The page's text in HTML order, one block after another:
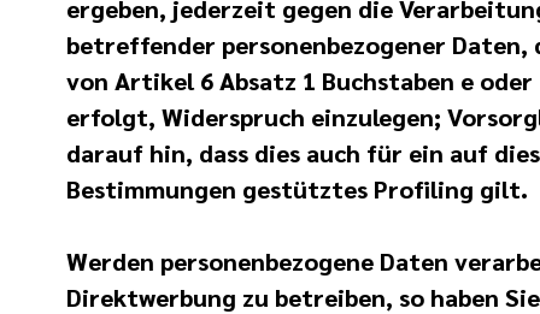
ergeben, jederzeit gegen die
betreffender personenbezogener Daten,
von Artikel 6 Absatz 1 Buchstaben e oder
erfolgt, Widerspruch einzulegen;
darauf hin, dass dies auch für ein auf
Bestimmungen gestütztes Profiling gilt.
Werden personenbezogene Daten
Direktwerbung zu betreiben, so haben